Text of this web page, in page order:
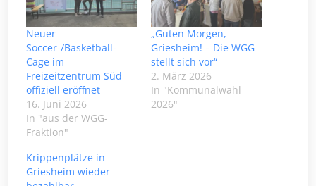
Neuer
Soccer-/Basketball-
Cage im
Freizeitzentrum Süd
offiziell eröffnet
16. Juni 2026
In "aus der WGG-
Fraktion"
„Guten Morgen,
Griesheim! – Die WGG
stellt sich vor“
2. März 2026
In "Kommunalwahl
2026"
Krippenplätze in
Griesheim wieder